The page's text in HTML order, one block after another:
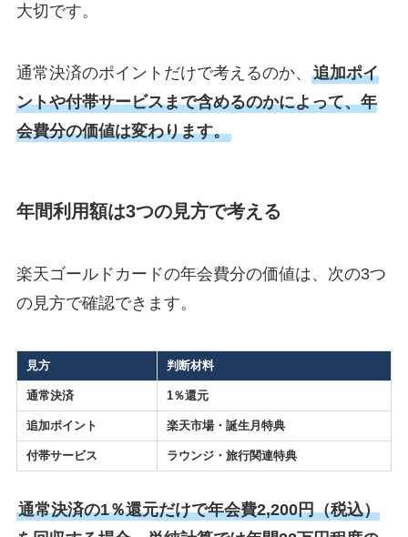
大切です。
通常決済のポイントだけで考えるのか、 追加ポイ
ントや付帯サービスまで含めるのかによって、年
会費分の価値は変わります。
年間利用額は3つの見方で考える
楽天ゴールドカードの年会費分の価値は、次の3つ
の見方で確認できます。
見方 判断材料
通常決済 1％還元
追加ポイント 楽天市場・誕生月特典
付帯サービス ラウンジ・旅行関連特典
通常決済の1％還元だけで年会費2,200円（税込）